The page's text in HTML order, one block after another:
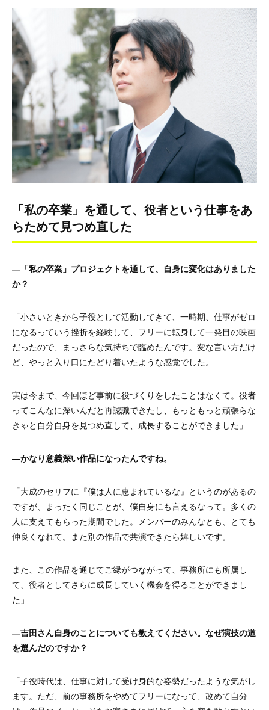
「私の卒業」を通して、役者という仕事をあ
らためて見つめ直した
―「私の卒業」プロジェクトを通して、自身に変化はありました
か？
「小さいときから子役として活動してきて、一時期、仕事がゼロ
になるっていう挫折を経験して、フリーに転身して一発目の映画
だったので、まっさらな気持ちで臨めたんです。変な言い方だけ
ど、やっと入り口にたどり着いたような感覚でした。
実は今まで、今回ほど事前に役づくりをしたことはなくて。役者
ってこんなに深いんだ​​と再認識できたし、もっともっと頑張らな
きゃと自分自身を見つめ直して、成長することができました」
―かなり意義深い作品になったんですね。
「大成のセリフに『僕は人に恵まれているな』というのがあるの
ですが、まったく同じことが、僕自身にも言えるなって。多くの
人に支えてもらった期間でした。メンバーのみんなとも、とても
仲良くなれて。また別の作品で共演できたら嬉しいです。
また、この作品を通じてご縁がつながって、事務所にも所属し
て、役者としてさらに成長していく機会を得ることができまし
た」
―吉田さん自身のことについても教えてください。なぜ演技の道
を選んだのですか？
「子役時代は、仕事に対して受け身的な姿勢だったような気がし
ます。ただ、前の事務所をやめてフリーになって、改めて自分